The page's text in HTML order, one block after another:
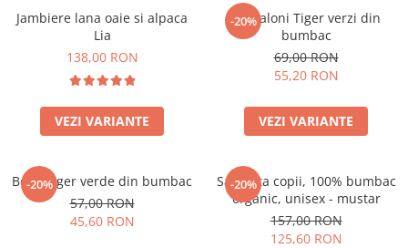
Jambiere lana oaie si alpaca
Lia
138,00 RON
VEZI VARIANTE
-20%
Pantaloni Tiger verzi din
bumbac
69,00 RON
55,20 RON
VEZI VARIANTE
-20%
Body Tiger verde din bumbac
57,00 RON
45,60 RON
-20%
Salopeta copii, 100% bumbac
organic, unisex - mustar
157,00 RON
125,60 RON